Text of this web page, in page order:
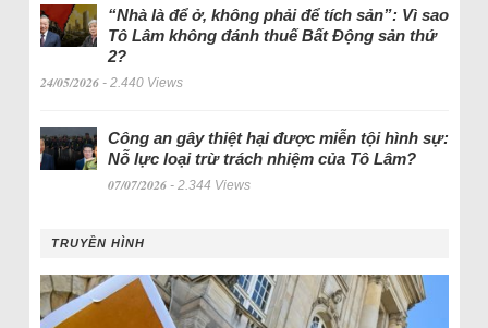
“Nhà là để ở, không phải để tích sản”: Vì sao
Tô Lâm không đánh thuế Bất Động sản thứ
2?
24/05/2026 - 2.440 Views
Công an gây thiệt hại được miễn tội hình sự:
Nỗ lực loại trừ trách nhiệm của Tô Lâm?
07/07/2026 - 2.344 Views
TRUYỀN HÌNH